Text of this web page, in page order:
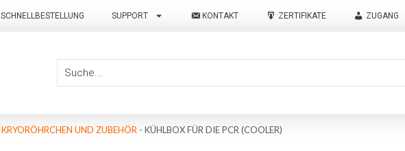
SCHNELLBESTELLUNG SUPPORT KONTAKT ZERTIFIKATE ZUGANG
KRYORÖHRCHEN UND ZUBEHÖR - KÜHLBOX FÜR DIE PCR (COOLER)